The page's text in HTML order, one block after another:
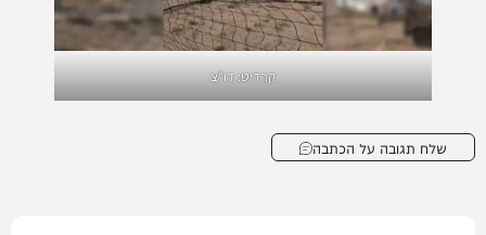
קרדיט: דו"צ
שלח תגובה על הכתבה